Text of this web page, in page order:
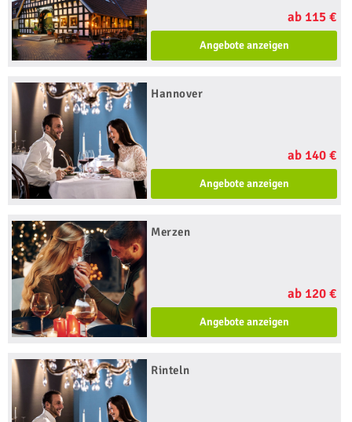
ab 115 €
Angebote anzeigen
Hannover
ab 140 €
Angebote anzeigen
Merzen
ab 120 €
Angebote anzeigen
Rinteln